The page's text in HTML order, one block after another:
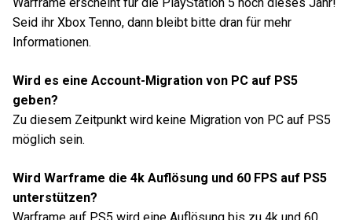
Seid ihr Xbox Tenno, dann bleibt bitte dran für mehr
Informationen.
Wird es eine Account-Migration von PC auf PS5
geben?
Zu diesem Zeitpunkt wird keine Migration von PC auf PS5
möglich sein.
Wird Warframe die 4k Auflösung und 60 FPS auf PS5
unterstützen?